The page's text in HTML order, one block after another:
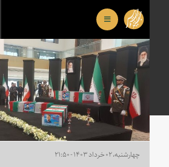
چهارشنبه، ۰۲ خرداد ۱۴۰۳ - ۲۱:۵۰